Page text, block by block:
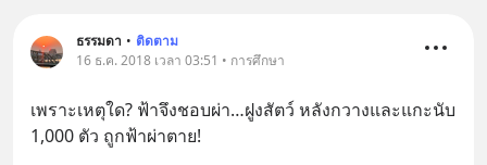
ธรรมดา • ติดตาม
16 ธ.ค. 2018 เวลา 03:51 • การศึกษา
เพราะเหตุใด? ฟ้าจึงชอบผ่า…ฝูงสัตว์ หลังกวางและแกะนับ
1,000 ตัว ถูกฟ้าผ่าตาย!